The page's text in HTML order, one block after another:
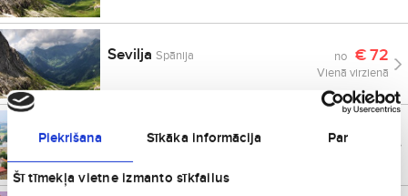
Piekrišana Sīkāka informācija Par
Šī tīmekļa vietne izmanto sīkfailus
SeviljaSpānija no €72
Vienā virzienā
Lietuva no